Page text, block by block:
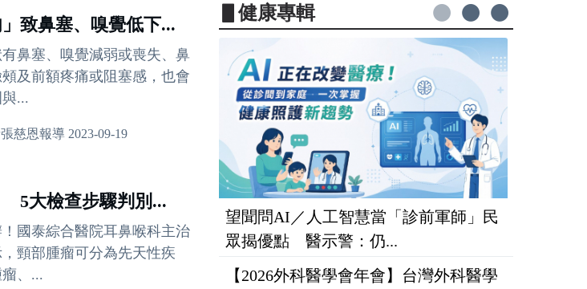
」致鼻塞、嗅覺低下...
鼻塞、嗅覺減弱或喪失、鼻
及前額疼痛或阻塞感，也會
...
慈恩報導 2023-09-19
5大檢查步驟判別...
國泰綜合醫院耳鼻喉科主治
頸部腫瘤可分為先天性疾
、...
▋健康專輯
望聞問AI／人工智慧當「診前軍師」民
眾揭優點 醫示警：仍...
【2026外科醫學會年會】台灣外科醫學